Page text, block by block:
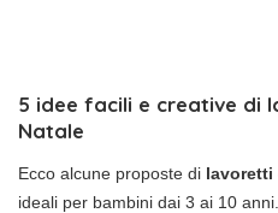
5 idee facili e creative di
Natale
Ecco alcune proposte di lavoretti
ideali per bambini dai 3 ai 10